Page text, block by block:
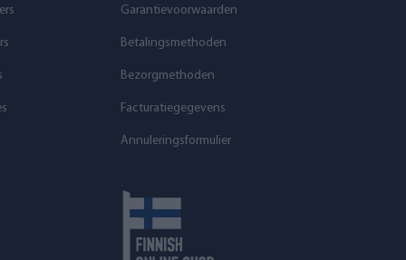
Garantievoorwaarden
Betalingsmethoden
Bezorgmethoden
Facturatiegegevens
Annuleringsformulier